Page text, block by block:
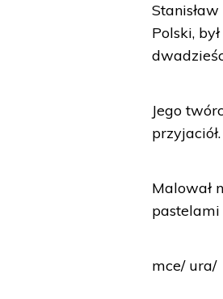
Polski,
Jego
Malował
mce/ ura/